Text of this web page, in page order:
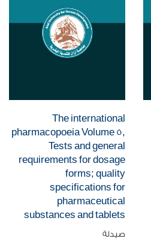
The international
pharmacopoeia Volume 5,
Tests and general
requirements for dosage
forms; quality
specifications for
pharmaceutical
substances and tablets
صيدلة